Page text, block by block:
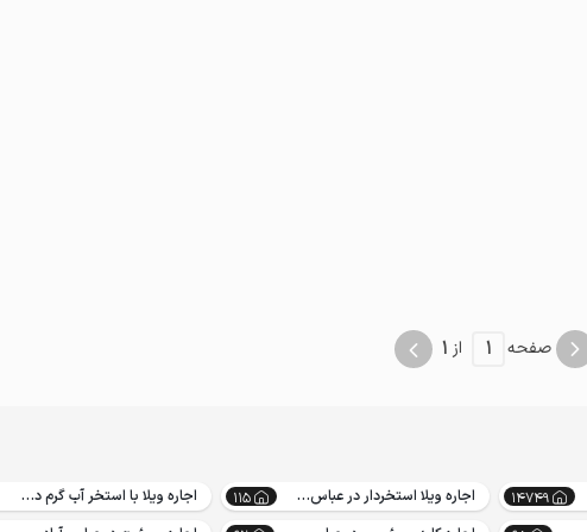
صفحه 1 از 1
14749 اجاره ویلا استخردار در عباس آباد 115
اجاره ویلا با استخر آب گرم در عباس آباد